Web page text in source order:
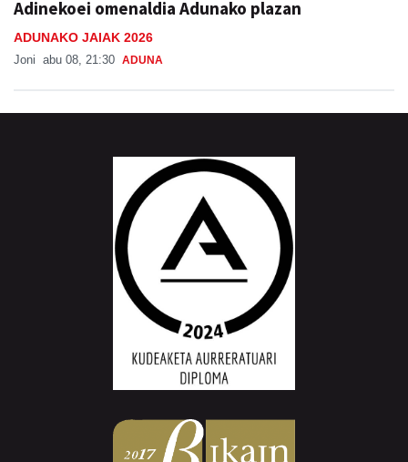
Adinekoei omenaldia Adunako plazan
ADUNAKO JAIAK 2026
Joni abu 08, 21:30 ADUNA